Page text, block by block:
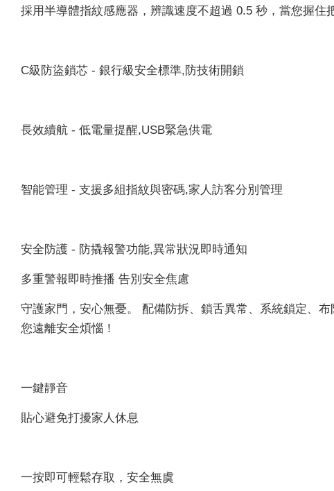
採用半導體指紋感應器，辨識速度不超過 0.5 秒，當您握住
C級防盜鎖芯 - 銀行級安全標準,防技術開鎖
長效續航 - 低電量提醒,USB緊急供電
智能管理 - 支援多組指紋與密碼,家人訪客分別管理
安全防護 - 防撬報警功能,異常狀況即時通知
多重警報即時推播 告別安全焦慮
守護家門，安心無憂。 配備防拆、鎖舌異常、系統鎖定、
您遠離安全煩惱！
一鍵靜音
貼心避免打擾家人休息
一按即可輕鬆存取，安全無虞